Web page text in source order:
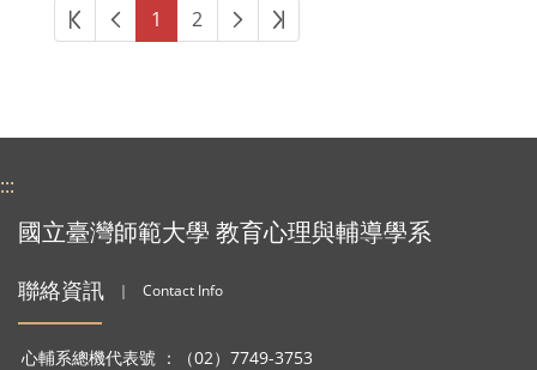
第一頁上一頁
1 2 下一頁最後頁
:::
國立臺灣師範大學 教育心理與輔導學系
聯絡資訊 ｜ Contact Info
心輔系總機代表號 ：（02）7749-3753